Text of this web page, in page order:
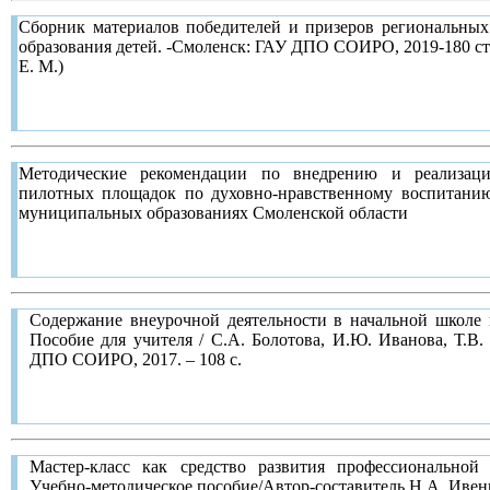
Сборник материалов победителей и призеров
образования детей. -Смоленск: ГАУ ДПО СОИРО, 2019-180
Е. М.)
Методические рекомендации по внедрению и
пилотных площадок по духовно-нравственному
муниципальных образованиях Смоленской области
Содержание внеурочной деятельности в начальной
Пособие для учителя / С.А. Болотова, И.Ю. Иванова,
ДПО СОИРО, 2017. – 108 с.
примерный план внеурочной деятельности, описана
деятельности, указаны адреса педагогического опыта.
Мастер-класс как средство развития профессиональной
Учебно-методическое пособие/Автор-составитель Н.А.